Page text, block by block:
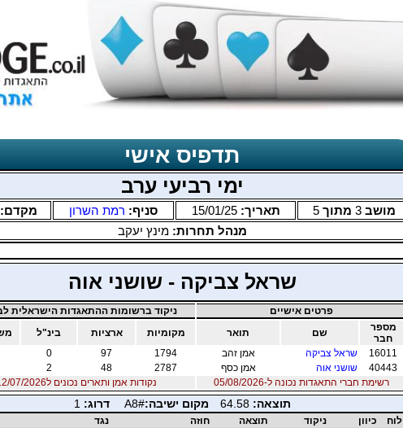
תדפיס אישי
ימי רביעי ערב
מושב3 מתוך5 תאריך:15/01/25 סניף: רמת השרון
מנהל תחרות:מינץ יעקב
שראל צביקה - שושני אוה
פרטים אישיים
ניקוד ברשומות ההתאגדות הישראלית
מספר
חבר
שם תואר מקומיות ארציות בינ"ל
16011
שראל צביקה אמן זהב 1794
97
0
40443
שושני אוה אמן כסף 2787
48
2
רשימת חברי התאגדות נכונה ל-05/08/2026
נקודות אמן ותארים נכונים ל12/07/2026
תוצאה:64.58 מקום ישיבה:A8# דרוג: 1
לוח כיוון ניקוד תוצאה חוזה
נגד